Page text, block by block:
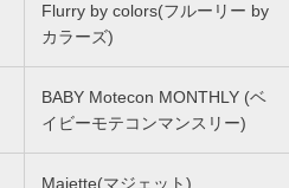
Flurry by colors(フルーリー by
カラーズ)
BABY Motecon MONTHLY (ベ
イビーモテコンマンスリー)
Majette(マジェット)